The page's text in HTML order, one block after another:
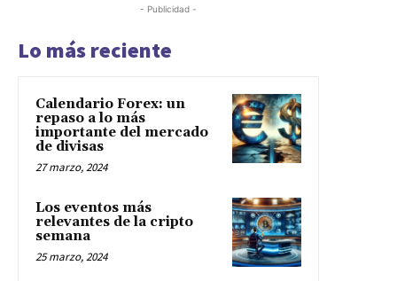
- Publicidad -
Lo más reciente
Calendario Forex: un
repaso a lo más
importante del mercado
de divisas
27 marzo, 2024
Los eventos más
relevantes de la cripto
semana
25 marzo, 2024